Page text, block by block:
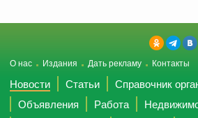
О нас Издания Дать рекламу Контакты
Новости Статьи
Справочник
Объявления
Работа